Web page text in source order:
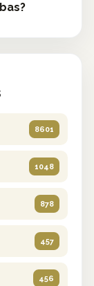
8601
1048
878
457
456